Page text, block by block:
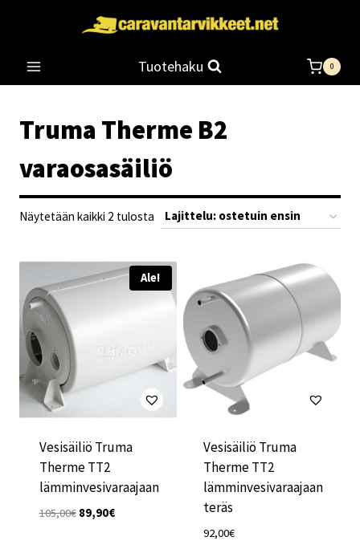
Tuotehaku 0
Truma Therme B2
varaosasäiliö
Näytetään kaikki 2 tulosta Suosituimmat
Ale!
Vesisäiliö Truma
Therme TT2
lämminvesivaraajaan
105,00€ Alkuperäinen
89,90€Nykyinen
Vesisäiliö Truma
Therme TT2
lämminvesivaraajaan
teräs
92,00€